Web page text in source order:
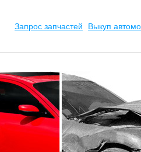
Запрос запчастей Выкуп